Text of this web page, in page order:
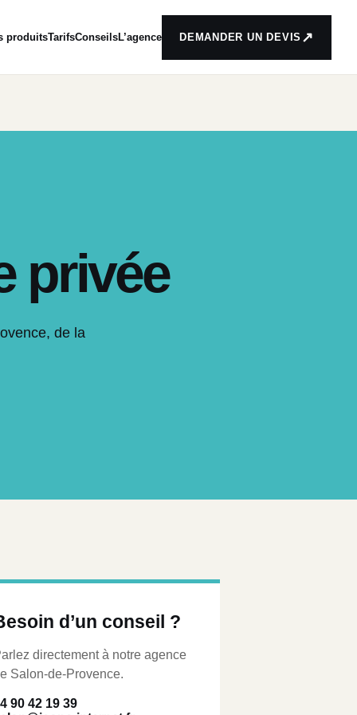
produitsTarifsConseilsL’agence DEMANDER UN DEVIS ↗
privée
de la
d’un conseil ?
directement à notre agence
Salon-de-Provence.
90 42 19 39